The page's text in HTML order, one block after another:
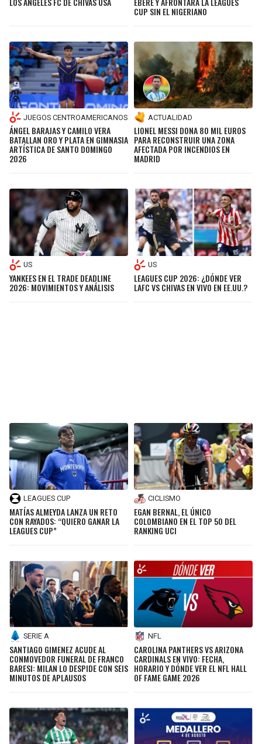
CUP SIN EL NIGERIANO
JUEGOS CENTROAMERICANOS
ÁNGEL BARAJAS Y CAMILO VERA
BATALLAN ORO Y PLATA EN GIMNASIA
ARTÍSTICA DE SANTO DOMINGO
2026
ACTUALIDAD
LIONEL MESSI DONA 80 MIL EUROS
PARA RECONSTRUIR UNA ZONA
AFECTADA POR INCENDIOS EN
MADRID
US
YANKEES EN EL TRADE DEADLINE
2026: MOVIMIENTOS Y ANÁLISIS
US
LEAGUES CUP 2026: ¿DÓNDE VER
LAFC VS CHIVAS EN VIVO EN EE.UU.?
LEAGUES CUP
MATÍAS ALMEYDA LANZA UN RETO
CON RAYADOS: “QUIERO GANAR LA
LEAGUES CUP”
CICLISMO
EGAN BERNAL, EL ÚNICO
COLOMBIANO EN EL TOP 50 DEL
RANKING UCI
SERIE A
SANTIAGO GIMENEZ ACUDE AL
CONMOVEDOR FUNERAL DE FRANCO
BARESI: MILAN LO DESPIDE CON SEIS
MINUTOS DE APLAUSOS
NFL
CAROLINA PANTHERS VS ARIZONA
CARDINALS EN VIVO: FECHA,
HORARIO Y DÓNDE VER EL NFL HALL
OF FAME GAME 2026